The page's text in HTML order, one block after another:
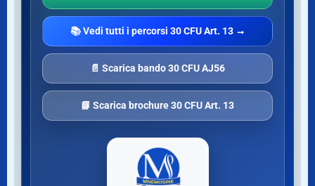
📚 Vedi tutti i percorsi 30 CFU Art. 13 →
📄 Scarica bando 30 CFU AJ56
📘 Scarica brochure 30 CFU Art. 13